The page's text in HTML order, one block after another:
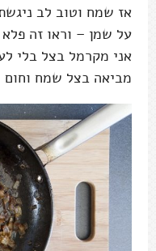
אז שמח וטוב לב
על שמן – וראו זה
אני מקרמל בצל בלי
מביאה בצל שמח